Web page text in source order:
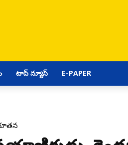
టాప్ న్యూస్ E-PAPER